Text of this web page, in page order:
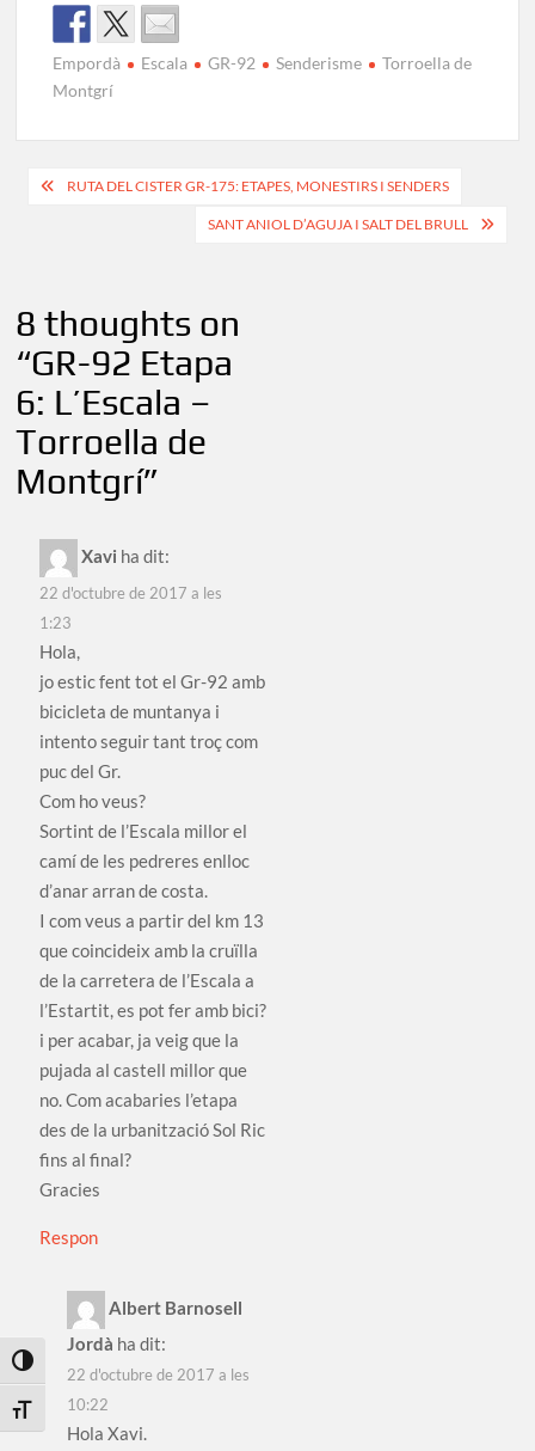
Toggle High Contrast
Toggle Font size
Empordà Escala GR-92 Senderisme
Torroella de
Montgrí
Navegació
RUTA DEL CISTER GR-175: ETAPES, MONESTIRS I SENDERS
SANT ANIOL D’AGUJA I SALT DEL BRULL
8 thoughts on
“GR-92 Etapa
6: L’Escala –
Torroella de
Montgrí”
Xavi ha dit:
22 d'octubre de 2017 a les
1:23
Hola,
jo estic fent tot el Gr-92 amb
bicicleta de muntanya i
intento seguir tant troç com
puc del Gr.
Com ho veus?
Sortint de l’Escala millor el
camí de les pedreres enlloc
d’anar arran de costa.
I com veus a partir del km 13
que coincideix amb la cruïlla
de la carretera de l’Escala a
l’Estartit, es pot fer amb bici?
i per acabar, ja veig que la
pujada al castell millor que
no. Com acabaries l’etapa
des de la urbanització Sol Ric
fins al final?
Gracies
Respon
Albert Barnosell
Jordà ha dit:
22 d'octubre de 2017 a les
10:22
Hola Xavi.